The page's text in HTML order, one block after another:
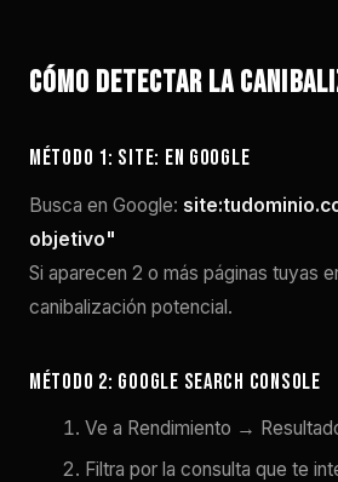
Cómo detectar la
Método 1: site: en Google
Busca en Google:
objetivo"
Si aparecen 2 o más páginas tuyas
canibalización potencial.
Método 2: Google Search Console
Ve a Rendimiento →
Filtra por la consulta que te